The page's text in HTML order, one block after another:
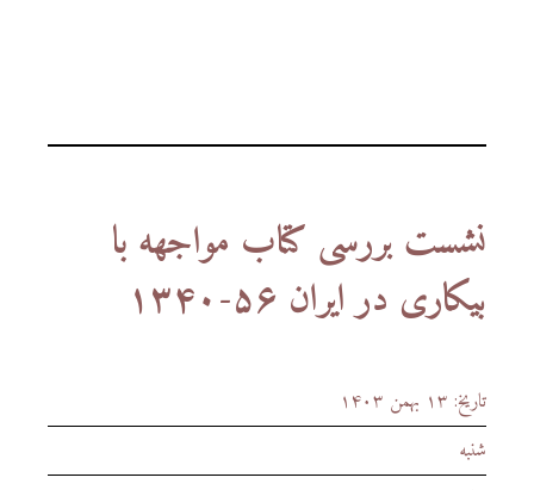
نشست بررسی کتاب مواجهه با
بیکاری در ایران ۵۶-۱۳۴۰
تاریخ: ۱۳ بهمن ۱۴۰۳
شنبه